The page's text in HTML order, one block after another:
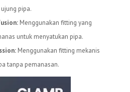
pipa.
Menggunakan fitting yang
untuk menyatukan pipa.
Menggunakan fitting mekanis
tanpa pemanasan.